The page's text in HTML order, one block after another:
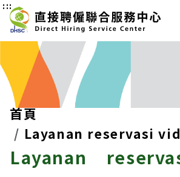
:::
首頁
Layanan reservasi
Layanan